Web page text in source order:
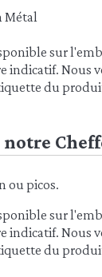
Métal
sur
indicatif. Nous
du
notre
ou picos.
sur
indicatif. Nous
du